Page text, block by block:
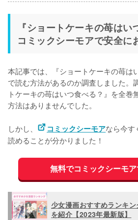
『ショートケーキの苺は
コミックシーモアで安全に
本記事では、『ショートケーキの苺は
で読む方法があるのか調査しました。
トケーキの苺はいつ食べる？』を全巻
方法はありませんでした。
しかし、 コミックシーモアなら今
読めることが分かりました！
無料でコミックシーモ
少女漫画おすすめランキ
を紹介【2023年最新版】